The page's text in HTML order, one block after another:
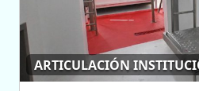
ARTICULACIÓN